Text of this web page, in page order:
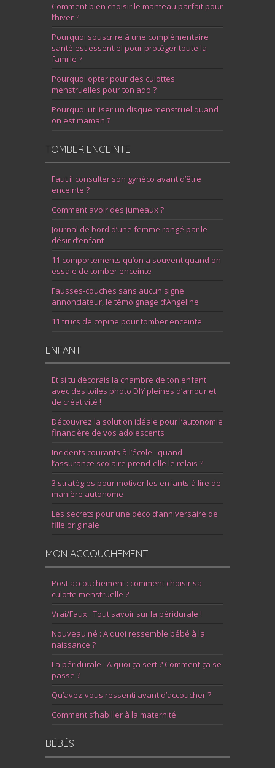
Comment bien choisir le manteau parfait pour
l’hiver ?
Pourquoi souscrire à une complémentaire
santé est essentiel pour protéger toute la
famille ?
Pourquoi opter pour des culottes
menstruelles pour ton ado ?
Pourquoi utiliser un disque menstruel quand
on est maman ?
TOMBER ENCEINTE
Faut il consulter son gynéco avant d’être
enceinte ?
Comment avoir des jumeaux ?
Journal de bord d’une femme rongé par le
désir d’enfant
11 comportements qu’on a souvent quand on
essaie de tomber enceinte
Fausses-couches sans aucun signe
annonciateur, le témoignage d’Angeline
11 trucs de copine pour tomber enceinte
ENFANT
Et si tu décorais la chambre de ton enfant
avec des toiles photo DIY pleines d’amour et
de créativité !
Découvrez la solution idéale pour l’autonomie
financière de vos adolescents
Incidents courants à l’école : quand
l’assurance scolaire prend-elle le relais ?
3 stratégies pour motiver les enfants à lire de
manière autonome
Les secrets pour une déco d’anniversaire de
fille originale
MON ACCOUCHEMENT
Post accouchement : comment choisir sa
culotte menstruelle ?
Vrai/Faux : Tout savoir sur la péridurale !
Nouveau né : A quoi ressemble bébé à la
naissance ?
La péridurale : A quoi ça sert ? Comment ça se
passe ?
Qu’avez-vous ressenti avant d’accoucher ?
Comment s’habiller à la maternité
BÉBÉS